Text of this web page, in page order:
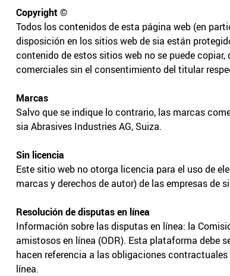
Copyright ©
Todos los contenidos de esta página web (en
disposición en los sitios web de sia están
contenido de estos sitios web no se puede
comerciales sin el consentimiento del titular
Marcas
Salvo que se indique lo contrario, las marcas
sia Abrasives Industries AG, Suiza.
Sin licencia
Este sitio web no otorga licencia para el uso de
marcas y derechos de autor) de las empresas de
Resolución de disputas en línea
Información sobre las disputas en línea: la
amistosos en línea (ODR). Esta plataforma debe
hacen referencia a las obligaciones
línea.